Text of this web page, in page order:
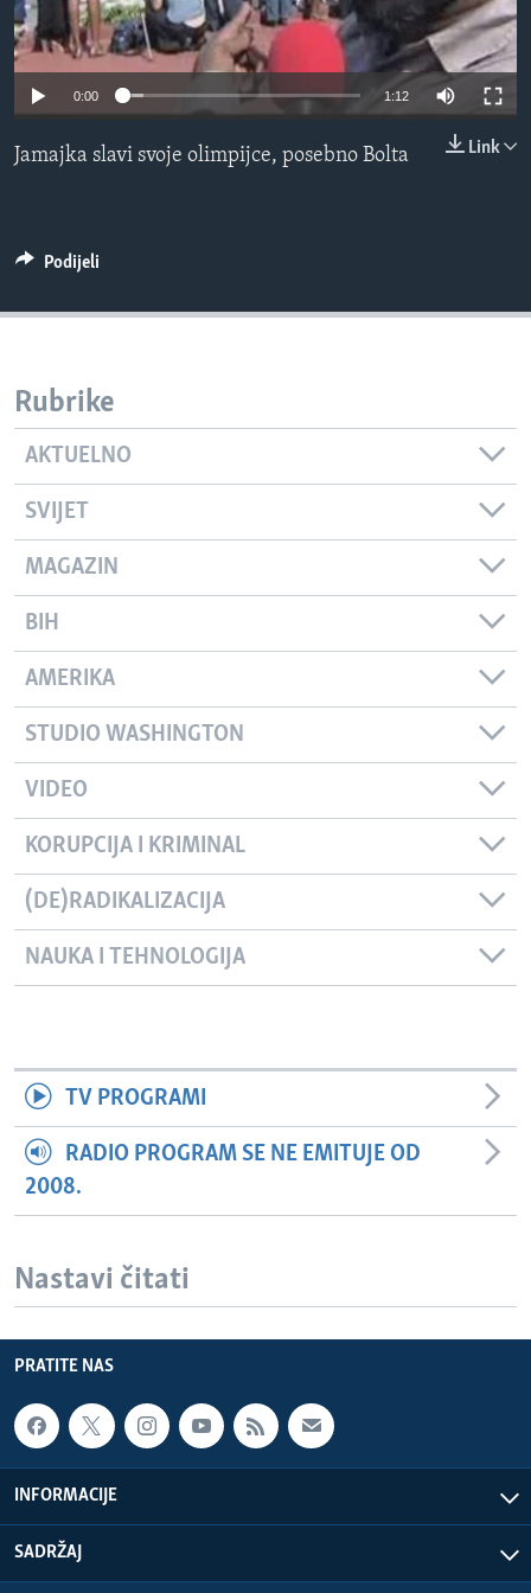
MAGAZIN
O GLASU AMERIKE
0:00 1:12
Link
Jamajka slavi svoje olimpijce, posebno Bolta
Podijeli
Rubrike
AKTUELNO
SVIJET
MAGAZIN
BIH
AMERIKA
STUDIO WASHINGTON
VIDEO
KORUPCIJA I KRIMINAL
(DE)RADIKALIZACIJA
NAUKA I TEHNOLOGIJA
TV PROGRAMI
RADIO PROGRAM SE NE EMITUJE OD
2008.
Nastavi čitati
PRATITE NAS
INFORMACIJE
SADRŽAJ